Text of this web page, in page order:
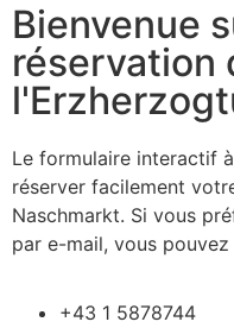
Bienvenue
réservation
Le formulaire interactif
réserver facilement
Naschmarkt. Si vous
par e-mail, vous
+43 1 5878744